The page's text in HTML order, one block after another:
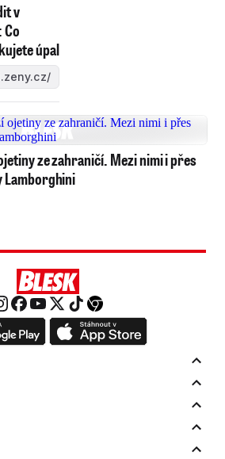
v
úpal
ze zahraničí. Mezi nimi i přes